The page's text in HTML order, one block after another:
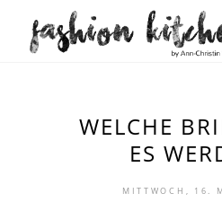
WELCHE
ES
MITTWOCH, 16.